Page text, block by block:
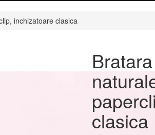
inchizatoare clasica
argint 925 cu
albe 4mm +
clasica